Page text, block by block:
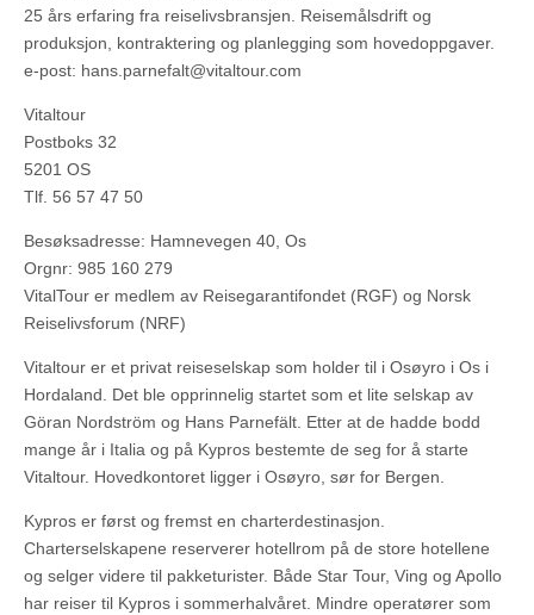
25 års erfaring fra reiselivsbransjen. Reisemålsdrift og
produksjon, kontraktering og planlegging som hovedoppgaver.
e-post: hans.parnefalt@vitaltour.com
Vitaltour
Postboks 32
5201 OS
Tlf. 56 57 47 50
Besøksadresse: Hamnevegen 40, Os
Orgnr: 985 160 279
VitalTour er medlem av Reisegarantifondet (RGF) og Norsk
Reiselivsforum (NRF)
Vitaltour er et privat reiseselskap som holder til i Osøyro i Os i
Hordaland. Det ble opprinnelig startet som et lite selskap av
Göran Nordström og Hans Parnefält. Etter at de hadde bodd
mange år i Italia og på Kypros bestemte de seg for å starte
Vitaltour. Hovedkontoret ligger i Osøyro, sør for Bergen.
Kypros er først og fremst en charterdestinasjon.
Charterselskapene reserverer hotellrom på de store hotellene
og selger videre til pakketurister. Både Star Tour, Ving og Apollo
har reiser til Kypros i sommerhalvåret. Mindre operatører som